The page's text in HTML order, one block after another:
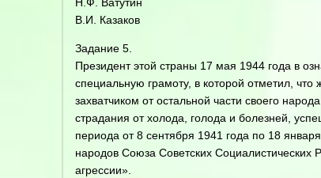
В.И. Казаков
Задание 5.
Президент этой страны 17 мая 1944 года в
специальную грамоту, в которой отметил,
захватчиком от остальной части своего
страдания от холода, голода и болезней,
периода от 8 сентября 1941 года по 18
народов Союза Советских
агрессии».